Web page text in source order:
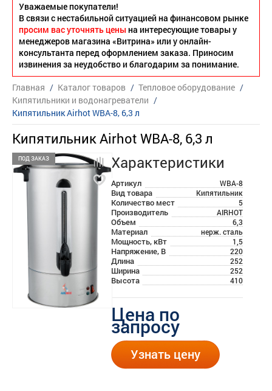
Уважаемые покупатели!
В связи с нестабильной ситуацией на финансовом рынке
просим вас уточнять цены на интересующие товары у
менеджеров магазина «Витрина» или у онлайн-
консультанта перед оформлением заказа. Приносим
извинения за неудобство и благодарим за понимание.
Главная / Каталог товаров / Тепловое оборудование /
Кипятильники и водонагреватели /
Кипятильник Airhot WBA-8, 6,3 л
Кипятильник Airhot WBA-8, 6,3 л
Характеристики
Артикул WBA-8
Вид товара Кипятильник
Количество мест 5
Производитель AIRHOT
Объем 6,3
Материал нерж. сталь
Мощность, кВт 1,5
Напряжение, В 220
Длина 252
Ширина 252
Высота 410
ПОД ЗАКАЗ
Цена по
запросу
Узнать цену